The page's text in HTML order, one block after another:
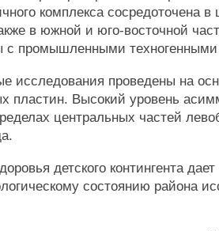
комплекса сосредоточена в
в южной и юго-восточной
с промышленными
исследования проведены на
пластин. Высокий уровень
центральных частей
детского контингента
состоянию района